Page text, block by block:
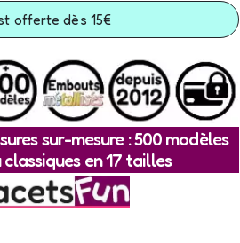
offerte dès 15€
sur-mesure : 500 modèles
en 17 tailles